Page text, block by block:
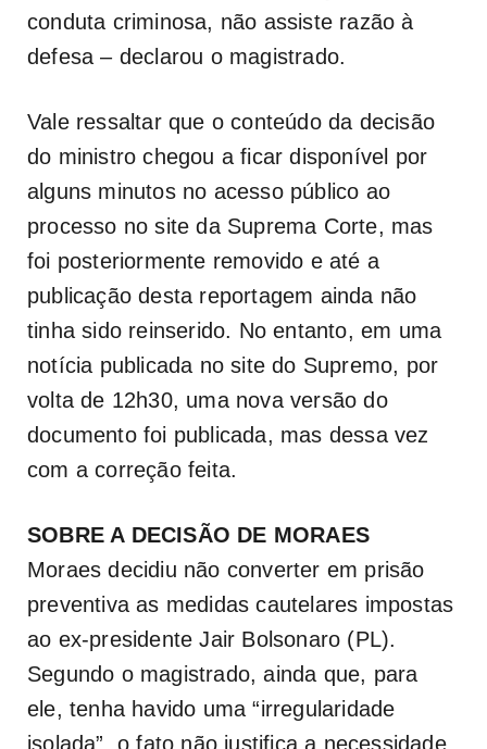
conduta criminosa, não assiste razão à
defesa – declarou o magistrado.
Vale ressaltar que o conteúdo da decisão
do ministro chegou a ficar disponível por
alguns minutos no acesso público ao
processo no site da Suprema Corte, mas
foi posteriormente removido e até a
publicação desta reportagem ainda não
tinha sido reinserido. No entanto, em uma
notícia publicada no site do Supremo, por
volta de 12h30, uma nova versão do
documento foi publicada, mas dessa vez
com a correção feita.
SOBRE A DECISÃO DE MORAES
Moraes decidiu não converter em prisão
preventiva as medidas cautelares impostas
ao ex-presidente Jair Bolsonaro (PL).
Segundo o magistrado, ainda que, para
ele, tenha havido uma “irregularidade
isolada”, o fato não justifica a necessidade